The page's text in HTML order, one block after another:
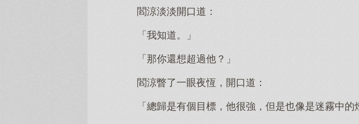
閻涼淡淡開口道：
「我知道。」
「那你還想超過他？」
閻涼瞥了一眼夜恆，開口道：
「總歸是有個目標，他很強，但是也像是迷霧中的